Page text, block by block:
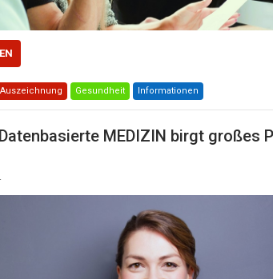
Auszeichnung Gesundheit Informationen
MEDIZIN birgt großes